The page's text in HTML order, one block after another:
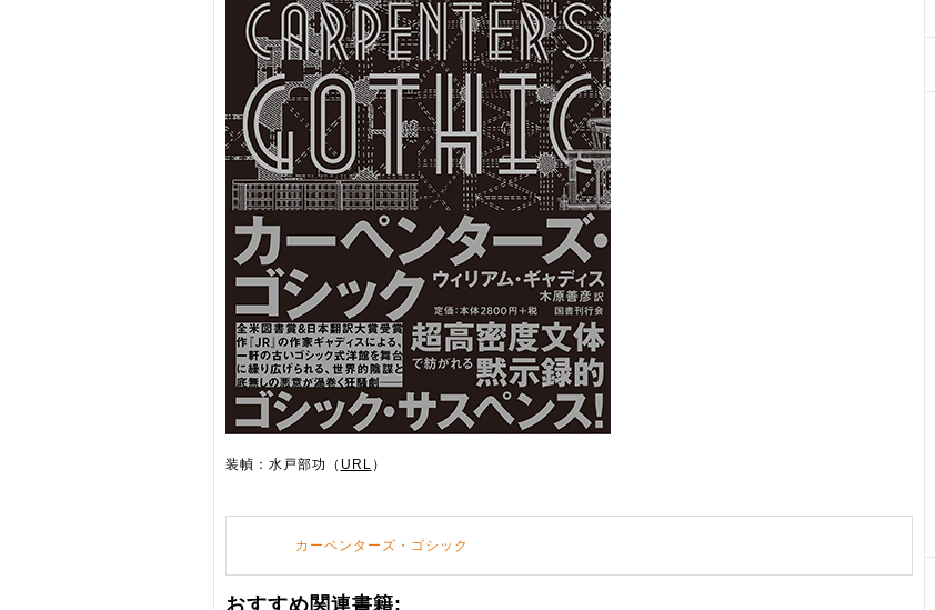
装幀：水戸部功（ URL ）
カーペンターズ・ゴシック
おすすめ関連書籍: